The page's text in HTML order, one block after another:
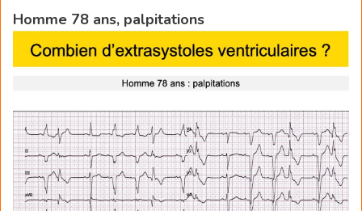
Homme 78 ans, palpitations